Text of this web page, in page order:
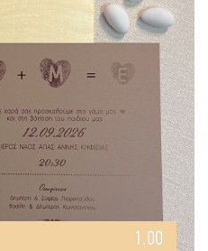
1.00